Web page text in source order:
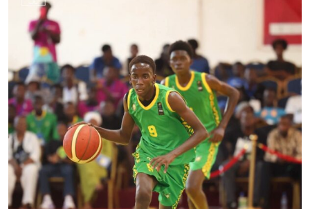
Clôture du Stage de Formation des Entraîneurs Niveau 2
DJIBRIL ABDOUL DIOP